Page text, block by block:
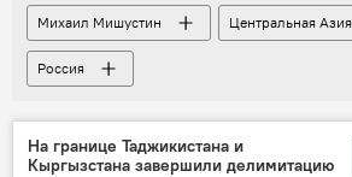
Михаил Мишустин Центральная Азия
Россия
На границе Таджикистана и
Кыргызстана завершили делимитацию